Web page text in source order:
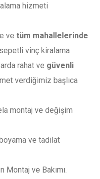
hizmeti
ve tüm mahallelerinde
sepetli vinç kiralama
rahat ve güvenli
verdiğimiz başlıca
montaj ve değişim
ve tadilat
Montaj ve Bakımı.